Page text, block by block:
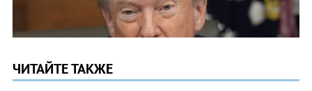
ЧИТАЙТЕ ТАКЖЕ